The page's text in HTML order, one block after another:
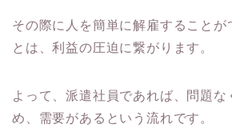
その際に人を簡単に解雇することが
とは、利益の圧迫に繋がります。
よって、派遣社員であれば、問題な
め、需要があるという流れです。